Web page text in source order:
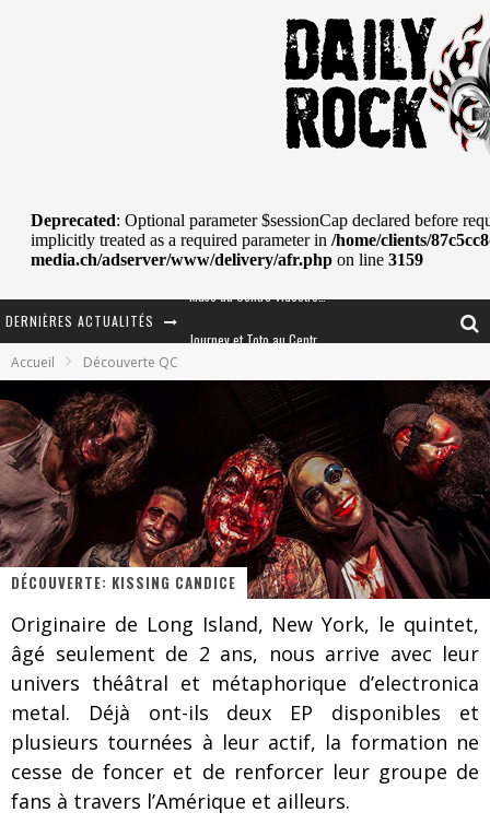
DERNIÈRES ACTUALITÉS
Tove Lo était de passage au MTELUS
Les danseurs étoiles parasitent ton ciel
Jeff Martin au Corona de Montréal
On va se le dire, Sword est de retour
La compil’ Zoo de Slam Disques est de retour
Muse au Centre Vidéotron de Québec
Accueil Découverte QC
DÉCOUVERTE: KISSING CANDICE
Originaire de Long Island, New York, le quintet,
âgé seulement de 2 ans, nous arrive avec leur
univers théâtral et métaphorique d’electronica
metal. Déjà ont-ils deux EP disponibles et
plusieurs tournées à leur actif, la formation ne
cesse de foncer et de renforcer leur groupe de
fans à travers l’Amérique et ailleurs.